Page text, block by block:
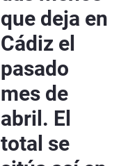
que deja en
Cádiz el
pasado
mes de
abril. El
total se